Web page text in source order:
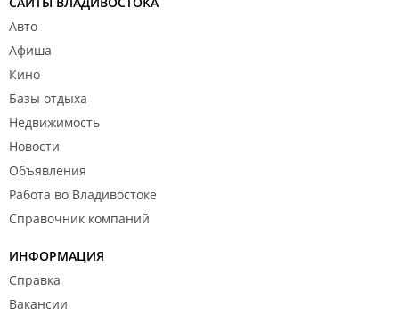
Авто
Афиша
Кино
Базы отдыха
Недвижимость
Новости
Объявления
Работа во Владивостоке
Справочник компаний
ИНФОРМАЦИЯ
Справка
Вакансии